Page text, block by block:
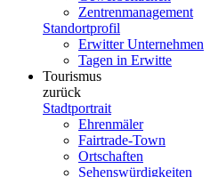
Zentrenmanagement
Standortprofil
Erwitter Unternehmen
Tagen in Erwitte
Tourismus
zurück
Stadtportrait
Ehrenmäler
Fairtrade-Town
Ortschaften
Sehenswürdigkeiten